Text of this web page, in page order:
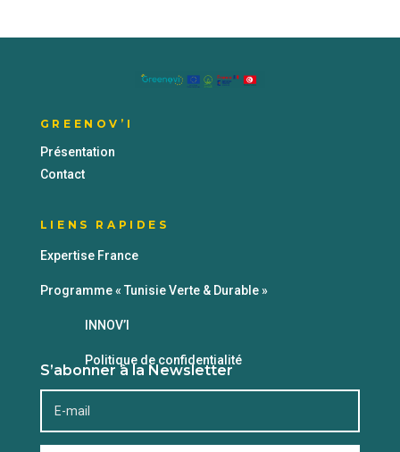
GREENOV’I
Présentation
Contact
LIENS RAPIDES
Expertise France
Programme « Tunisie Verte & Durable »
INNOV’I
Politique de confidentialité
S’abonner à la Newsletter